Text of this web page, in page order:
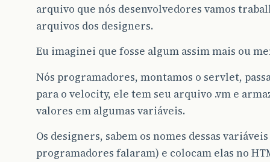
arquivo que nós desenvolvedores vamos
arquivos dos designers.
Eu imaginei que fosse algum assim mais ou
Nós programadores, montamos o servlet,
para o velocity, ele tem seu arquivo .vm e
valores em algumas variáveis.
Os designers, sabem os nomes dessas
programadores falaram) e colocam elas no